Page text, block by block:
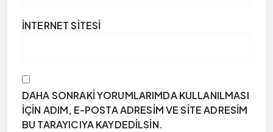
İNTERNET SITESI
DAHA SONRAKI YORUMLARIMDA KULLANILMASI
IÇIN ADIM, E-POSTA ADRESIM VE SITE ADRESIM
BU TARAYICIYA KAYDEDILSIN.